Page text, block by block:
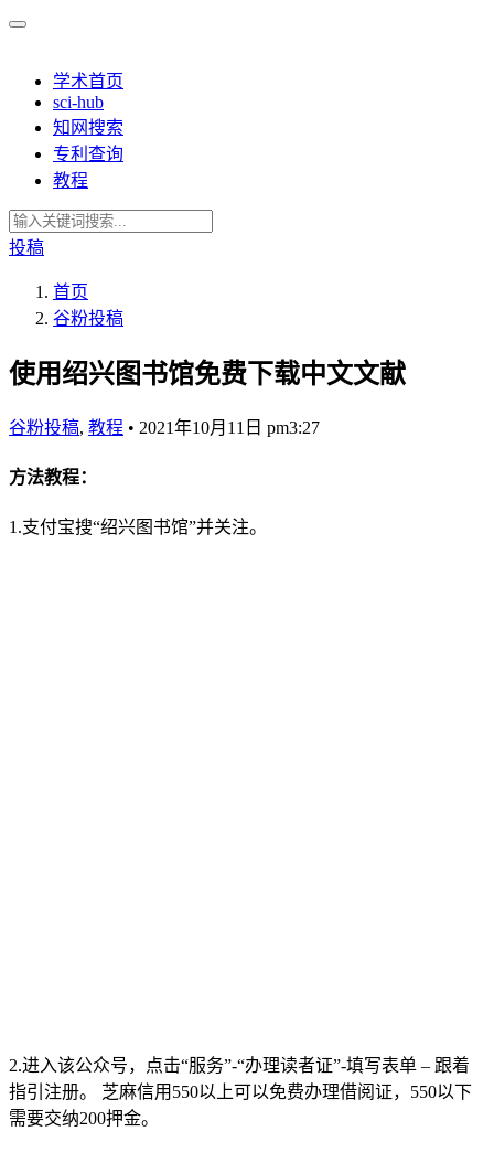
学术首页
sci-hub
知网搜索
专利查询
教程
投稿
首页
谷粉投稿
使用绍兴图书馆免费下载中文文献
谷粉投稿, 教程 • 2021年10月11日 pm3:27
方法教程：
1.支付宝搜“绍兴图书馆”并关注。
2.进入该公众号，点击“服务”-“办理读者证”-填写表单 – 跟着
指引注册。 芝麻信用550以上可以免费办理借阅证，550以下
需要交纳200押金。